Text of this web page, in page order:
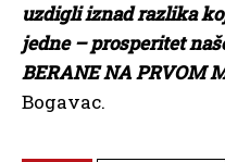
uzdigli iznad razlika
jedne – prosperitet
BERANE NA PRVOM
Bogavac.